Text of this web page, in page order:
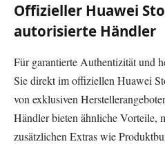
Offizieller Huawei
autorisierte Händler
Für garantierte Authentizität und
Sie direkt im offiziellen Huawei
von exklusiven
Händler bieten ähnliche Vorteile,
zusätzlichen Extras wie